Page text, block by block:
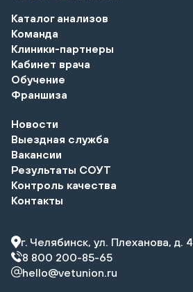
Каталог анализов
Команда
Клиники-партнеры
Кабинет врача
Обучение
Франшиза
Новости
Выездная служба
Вакансии
Результаты СОУТ
Контроль качества
Контакты
г. Челябинск, ул. Плеханова, д. 4
8 800 200-85-65
hello@vetunion.ru